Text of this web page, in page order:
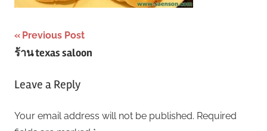
Post
navigation
Previous Post
ร้าน texas saloon
Leave a Reply
Your email address will not be published. Required